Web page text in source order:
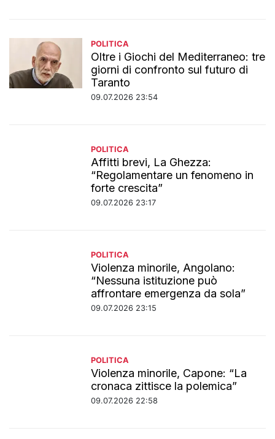
POLITICA
Oltre i Giochi del Mediterraneo: tre
giorni di confronto sul futuro di
Taranto
09.07.2026 23:54
POLITICA
Affitti brevi, La Ghezza:
“Regolamentare un fenomeno in
forte crescita”
09.07.2026 23:17
POLITICA
Violenza minorile, Angolano:
“Nessuna istituzione può
affrontare emergenza da sola”
09.07.2026 23:15
POLITICA
Violenza minorile, Capone: “La
cronaca zittisce la polemica”
09.07.2026 22:58